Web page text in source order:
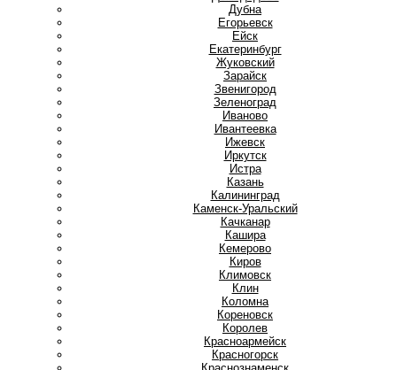
Дубна
Егорьевск
Ейск
Екатеринбург
Жуковский
Зарайск
Звенигород
Зеленоград
Иваново
Ивантеевка
Ижевск
Иркутск
Истра
Казань
Калининград
Каменск-Уральский
Качканар
Кашира
Кемерово
Киров
Климовск
Клин
Коломна
Кореновск
Королев
Красноармейск
Красногорск